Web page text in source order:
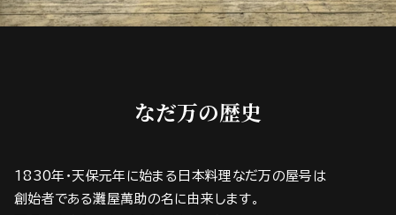
なだ万の歴史
1830年・天保元年に始まる日本料理なだ万の屋号は
創始者である灘屋萬助の名に由来します。